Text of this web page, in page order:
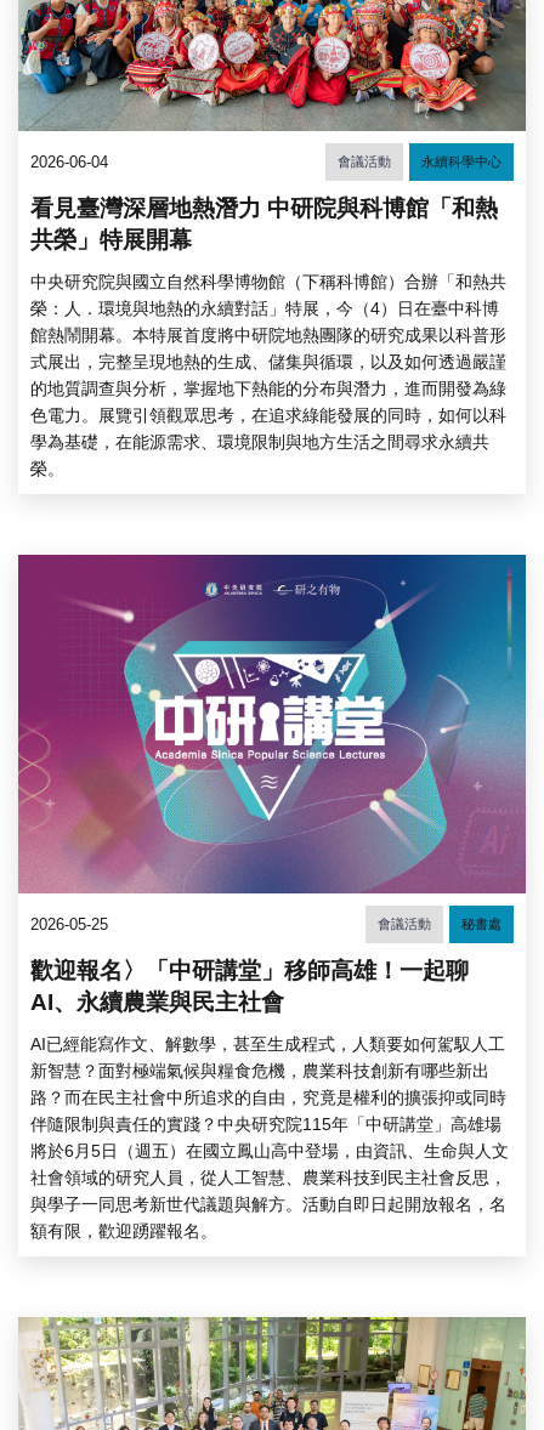
2026-06-04 會議活動 永續科學中心
看見臺灣深層地熱潛力 中研院與科博館「和熱
共榮」特展開幕
中央研究院與國立自然科學博物館（下稱科博館）合辦「和熱共
榮：人．環境與地熱的永續對話」特展，今（4）日在臺中科博
館熱鬧開幕。本特展首度將中研院地熱團隊的研究成果以科普形
式展出，完整呈現地熱的生成、儲集與循環，以及如何透過嚴謹
的地質調查與分析，掌握地下熱能的分布與潛力，進而開發為綠
色電力。展覽引領觀眾思考，在追求綠能發展的同時，如何以科
學為基礎，在能源需求、環境限制與地方生活之間尋求永續共
榮。
2026-05-25 會議活動 秘書處
歡迎報名〉「中研講堂」移師高雄！一起聊
AI、永續農業與民主社會
AI已經能寫作文、解數學，甚至生成程式，人類要如何駕馭人工
新智慧？面對極端氣候與糧食危機，農業科技創新有哪些新出
路？而在民主社會中所追求的自由，究竟是權利的擴張抑或同時
伴隨限制與責任的實踐？中央研究院115年「中研講堂」高雄場
將於6月5日（週五）在國立鳳山高中登場，由資訊、生命與人文
社會領域的研究人員，從人工智慧、農業科技到民主社會反思，
與學子一同思考新世代議題與解方。活動自即日起開放報名，名
額有限，歡迎踴躍報名。